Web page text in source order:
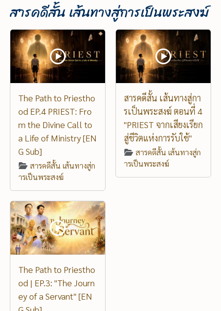
สารคดีสั้น เส้นทางสู่การเป็นพระสงฆ์
The Path to Priestho
od EP.4 PRIEST: Fro
m the Divine Call to
a Life of Ministry [EN
G Sub]
สารคดีสั้น เส้นทางสู่ก
ารเป็นพระสงฆ์
สารคดีสั้น เส้นทางสู่กา
รเป็นพระสงฆ์ ตอนที่ 4
"PRIEST จากเสียงเรียก
สู่ชีวิตแห่งการรับใช้"
สารคดีสั้น เส้นทางสู่ก
ารเป็นพระสงฆ์
The Path to Priestho
od | EP.3: "The Journ
ey of a Servant" [EN